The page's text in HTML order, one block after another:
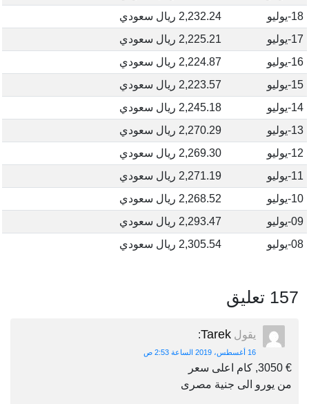
18-يوليو
2,232.24 ريال سعودي
17-يوليو
2,225.21 ريال سعودي
16-يوليو
2,224.87 ريال سعودي
15-يوليو
2,223.57 ريال سعودي
14-يوليو
2,245.18 ريال سعودي
13-يوليو
2,270.29 ريال سعودي
12-يوليو
2,269.30 ريال سعودي
11-يوليو
2,271.19 ريال سعودي
10-يوليو
2,268.52 ريال سعودي
09-يوليو
2,293.47 ريال سعودي
08-يوليو
2,305.54 ريال سعودي
157 تعليق
يقول Tarek
:
16 أغسطس، 2019 الساعة 2:53 ص
€ 3050, كام اعلى سعر
من يورو الى جنية مصرى